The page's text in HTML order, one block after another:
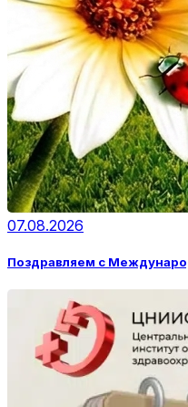
07.08.2026
Поздравляем с